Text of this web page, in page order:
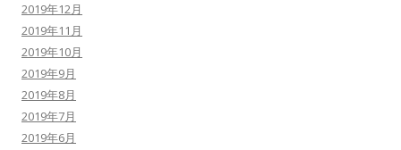
2019年12月
2019年11月
2019年10月
2019年9月
2019年8月
2019年7月
2019年6月